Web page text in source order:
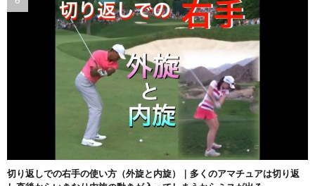
切り返しでの右手の使い方（外旋と内旋）｜多くのアマチュアは切り返